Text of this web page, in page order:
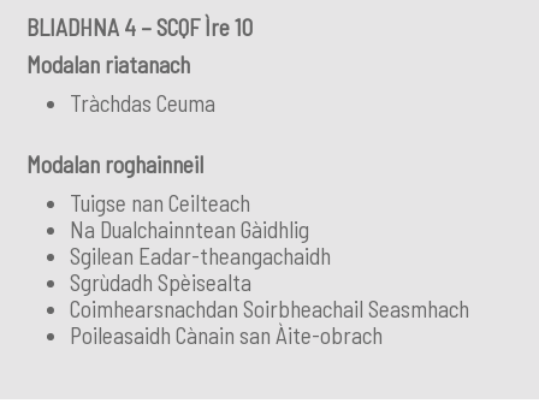
BLIADHNA 4 – SCQF Ìre 10
Modalan riatanach
Tràchdas Ceuma
Modalan roghainneil
Tuigse nan Ceilteach
Na Dualchainntean Gàidhlig
Sgilean Eadar-theangachaidh
Sgrùdadh Spèisealta
Coimhearsnachdan Soirbheachail Seasmhach
Poileasaidh Cànain san Àite-obrach